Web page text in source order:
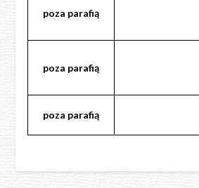
poza parafią
poza parafią
poza parafią